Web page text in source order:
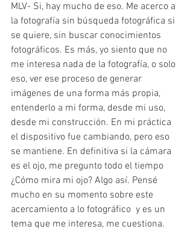
MLV- Si, hay mucho de eso. Me acerco a
la fotografía sin búsqueda fotográfica si
se quiere, sin buscar conocimientos
fotográficos. Es más, yo siento que no
me interesa nada de la fotografía, o solo
eso, ver ese proceso de generar
imágenes de una forma más propia,
entenderlo a mi forma, desde mi uso,
desde mi construcción. En mi práctica
el dispositivo fue cambiando, pero eso
se mantiene. En definitiva si la cámara
es el ojo, me pregunto todo el tiempo
¿Cómo mira mi ojo? Algo así. Pensé
mucho en su momento sobre este
acercamiento a lo fotográfico  y es un
tema que me interesa, me cuestiona.